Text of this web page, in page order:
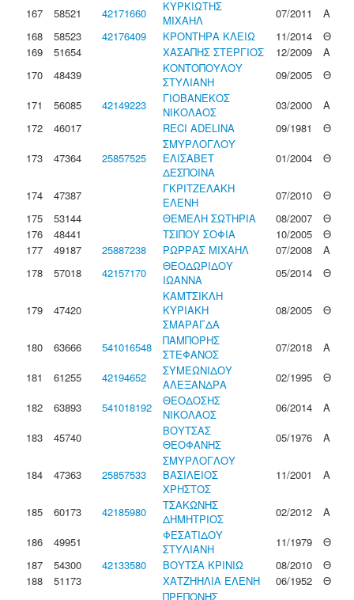
167 58521 42171660
ΚΥΡΚΙΩΤΗΣ
ΜΙΧΑΗΛ
07/2011
Α
168
58523 42176409 ΚΡΟΝΤΗΡΑ ΚΛΕΙΩ 11/2014
Θ
169
51654 ΧΑΣΑΠΗΣ ΣΤΕΡΓΙΟΣ 12/2009
Α
170
48439
ΚΟΝΤΟΠΟΥΛΟΥ
ΣΤΥΛΙΑΝΗ
09/2005
Θ
171
56085 42149223
ΓΙΟΒΑΝΕΚΟΣ
ΝΙΚΟΛΑΟΣ
03/2000
Α
172
46017 RECI ADELINA 09/1981
Θ
173
47364 25857525
ΣΜΥΡΛΟΓΛΟΥ
ΕΛΙΣΑΒΕΤ
ΔΕΣΠΟΙΝΑ
01/2004 Θ
174 47387
ΓΚΡΙΤΖΕΛΑΚΗ
ΕΛΕΝΗ
07/2010
Θ
175
53144 ΘΕΜΕΛΗ ΣΩΤΗΡΙΑ 08/2007
Θ
176
48441 ΤΣΙΠΟΥ ΣΟΦΙΑ 10/2005
Θ
177
49187 25887238 ΡΩΡΡΑΣ ΜΙΧΑΗΛ 07/2008
Α
178
57018 42157170
ΘΕΟΔΩΡΙΔΟΥ
ΙΩΑΝΝΑ
05/2014 Θ
179 47420
ΚΑΜΤΣΙΚΛΗ
ΚΥΡΙΑΚΗ
ΣΜΑΡΑΓΔΑ
08/2005 Θ
180 63666 541016548
ΠΑΜΠΟΡΗΣ
ΣΤΕΦΑΝΟΣ
07/2018
Α
181
61255 42194652
ΣΥΜΕΩΝΙΔΟΥ
ΑΛΕΞΑΝΔΡΑ
02/1995
Θ
182
63893 541018192
ΘΕΟΔΟΣΗΣ
ΝΙΚΟΛΑΟΣ
06/2014
Α
183
45740
ΒΟΥΤΣΑΣ
ΘΕΟΦΑΝΗΣ
05/1976 Α
184 47363 25857533
ΣΜΥΡΛΟΓΛΟΥ
ΒΑΣΙΛΕΙΟΣ
ΧΡΗΣΤΟΣ
11/2001 Α
185 60173 42185980
ΤΣΑΚΩΝΗΣ
ΔΗΜΗΤΡΙΟΣ
02/2012
Α
186
49951
ΦΕΣΑΤΙΔΟΥ
ΣΤΥΛΙΑΝΗ
11/1979
Θ
187
54300 42133580 ΒΟΥΤΣΑ ΚΡΙΝΙΩ 08/2010
Θ
188
51173 ΧΑΤΖΗΗΛΙΑ ΕΛΕΝΗ 06/1952
Θ
ΠΡΕΠΟΝΗΣ